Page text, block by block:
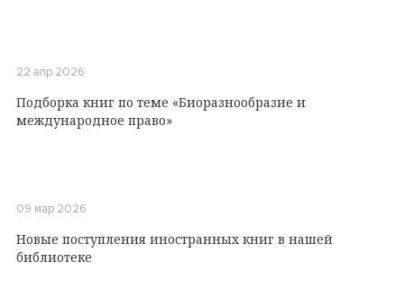
22 апр 2026
Подборка книг по теме «Биоразнообразие и
международное право»
09 мар 2026
Новые поступления иностранных книг в нашей
библиотеке